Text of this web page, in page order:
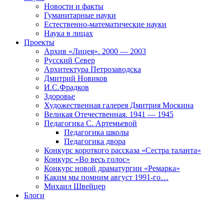
Новости и факты
Гуманитарные науки
Естественно-математические науки
Наука в лицах
Проекты
Архив «Лицея». 2000 — 2003
Русский Север
Архитектура Петрозаводска
Дмитрий Новиков
И.С.Фрадков
Здоровье
Художественная галерея Дмитрия Москина
Великая Отечественная. 1941 — 1945
Педагогика С. Артемьевой
Педагогика школы
Педагогика двора
Конкурс короткого рассказа «Сестра таланта»
Конкурс «Во весь голос»
Конкурс новой драматургии «Ремарка»
Каким мы помним август 1991-го…
Михаил Швейцер
Блоги